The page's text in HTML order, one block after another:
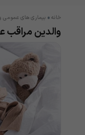
خانه » بیماری های عمومی
والدین مراقب